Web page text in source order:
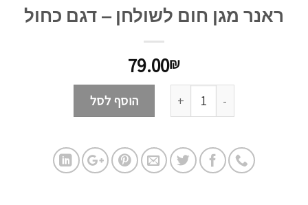
ראנר מגן חום לשולחן – דגם כחול
₪
79.00
הוסף לסל